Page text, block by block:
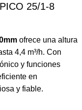
25/1-8
ofrece una altura
4,4 m³/h. Con
y funciones
en
y fiable.